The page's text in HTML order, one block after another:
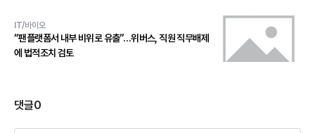
IT/바이오
“팬플랫폼서 내부 비위로 유출”…위버스, 직원 직무배제
에 법적조치 검토
댓글0